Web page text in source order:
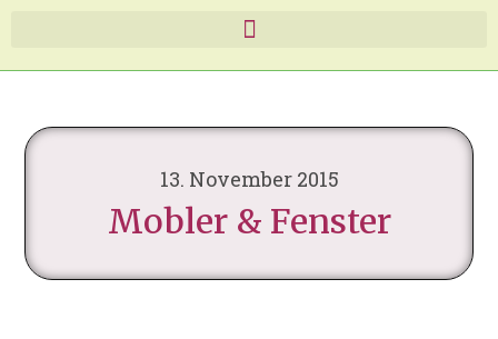
13. November 2015
Mobler & Fenster